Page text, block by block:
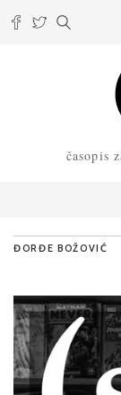
časopis
ĐORĐE BOŽOVIĆ